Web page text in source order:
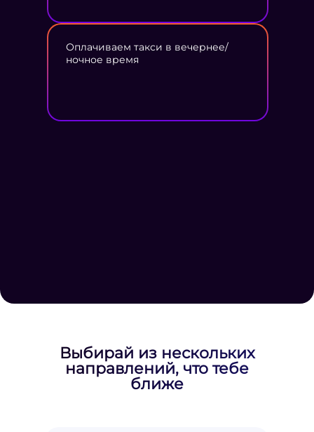
Оплачиваем такси в вечернее/
ночное время
Выбирай из нескольких
направлений, что тебе
ближе